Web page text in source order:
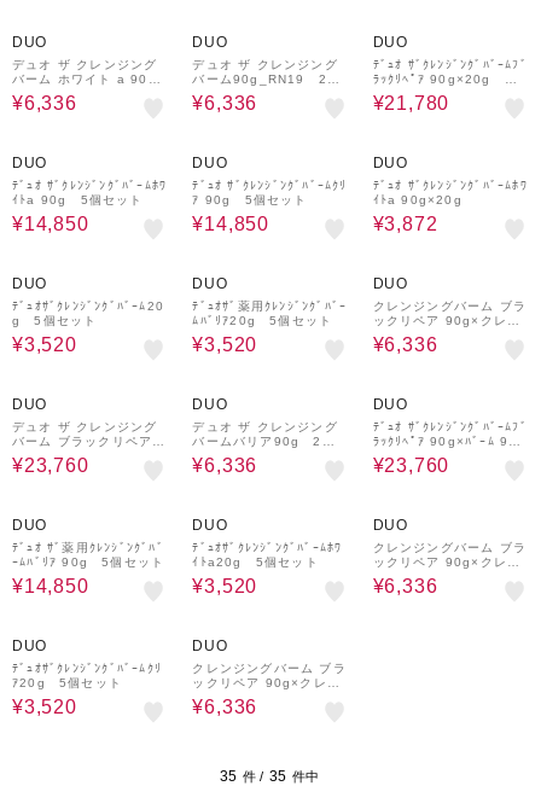
DUO
デュオ ザ クレンジング
バーム ホワイト a 90g
2個セット
¥6,336
DUO
デュオ ザ クレンジング
バーム90g_RN19 2個
セット
¥6,336
DUO
ﾃﾞｭｵ ｻﾞｸﾚﾝｼﾞﾝｸﾞﾊﾞｰﾑﾌﾞ
ﾗｯｸﾘﾍﾟｱ 90g×20g 各6
個セット
¥21,780
DUO
ﾃﾞｭｵ ｻﾞｸﾚﾝｼﾞﾝｸﾞﾊﾞｰﾑﾎﾜ
ｲﾄa 90g 5個セット
¥14,850
DUO
ﾃﾞｭｵ ｻﾞｸﾚﾝｼﾞﾝｸﾞﾊﾞｰﾑｸﾘ
ｱ 90g 5個セット
¥14,850
DUO
ﾃﾞｭｵ ｻﾞｸﾚﾝｼﾞﾝｸﾞﾊﾞｰﾑﾎﾜ
ｲﾄa 90g×20g
¥3,872
DUO
ﾃﾞｭｵｻﾞｸﾚﾝｼﾞﾝｸﾞﾊﾞｰﾑ20
g 5個セット
¥3,520
DUO
ﾃﾞｭｵｻﾞ薬用ｸﾚﾝｼﾞﾝｸﾞﾊﾞｰ
ﾑﾊﾞﾘｱ20g 5個セット
¥3,520
DUO
クレンジングバーム ブラ
ックリペア 90g×クレン
ジングバームバリア90g
¥6,336
DUO
デュオ ザ クレンジング
バーム ブラックリペア9
0 8個セット
¥23,760
DUO
デュオ ザ クレンジング
バームバリア90g 2個
セット
¥6,336
DUO
ﾃﾞｭｵ ｻﾞｸﾚﾝｼﾞﾝｸﾞﾊﾞｰﾑﾌﾞ
ﾗｯｸﾘﾍﾟｱ 90g×ﾊﾞｰﾑ 90g
各4個セット
¥23,760
DUO
ﾃﾞｭｵ ｻﾞ薬用ｸﾚﾝｼﾞﾝｸﾞﾊﾞ
ｰﾑﾊﾞﾘｱ 90g 5個セット
¥14,850
DUO
ﾃﾞｭｵｻﾞｸﾚﾝｼﾞﾝｸﾞﾊﾞｰﾑﾎﾜ
ｲﾄa20g 5個セット
¥3,520
DUO
クレンジングバーム ブラ
ックリペア 90g×クレン
ジングバーム90g
¥6,336
DUO
ﾃﾞｭｵｻﾞｸﾚﾝｼﾞﾝｸﾞﾊﾞｰﾑｸﾘ
ｱ20g 5個セット
¥3,520
DUO
クレンジングバーム ブラ
ックリペア 90g×クレン
ジングバームクリア90g
¥6,336
35 件 / 35 件中